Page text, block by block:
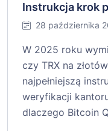
Instrukcja krok
28 października
W 2025 roku
czy TRX na
najpełniejszą
weryfikacji
dlaczego Bitcoin